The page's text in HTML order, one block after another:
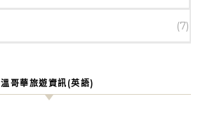
(7)
溫哥華旅遊資訊(英語)